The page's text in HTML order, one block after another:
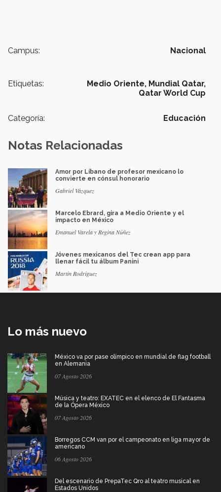
Campus: Nacional
Etiquetas: Medio Oriente, Mundial Qatar,
Qatar World Cup
Categoría: Educación
Notas Relacionadas
Amor por Líbano de profesor mexicano lo
convierte en cónsul honorario
Gabriel Vázquez
Marcelo Ebrard, gira a Medio Oriente y el
impacto en México
Emanuel Varela y Regina Núñez
Jóvenes mexicanos del Tec crean app para
llenar fácil tu álbum Panini
Martín Rodríguez
Lo más nuevo
México va por pase olímpico en mundial de flag football
en Alemania
07 Agosto 2026
Música y teatro: EXATEC en el elenco de El Fantasma
de la Ópera México
07 Agosto 2026
Borregos CCM van por el campeonato en liga mayor de
americano
06 Agosto 2026
Del escenario de PrepaTec Qro al teatro musical en
Estados Unidos